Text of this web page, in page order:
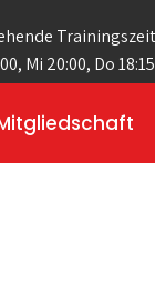
Mi 20:00, Do